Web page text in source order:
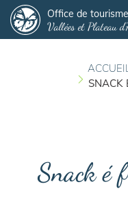
Office de tourisme
Vallées et Plateau
ACCUEIL
SNACK
Snack é
Panneau de gestion des